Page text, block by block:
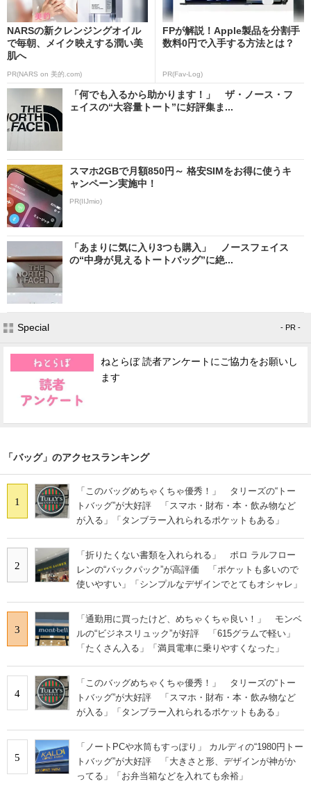
NARSの新クレンジングオイル
で毎朝、メイク映えする潤い美
肌へ
PR(NARS on 美的.com)
FPが解説！Apple製品を分割手
数料0円で入手する方法とは？
PR(Fav-Log)
「何でも入るから助かります！」 ザ・ノース・フ
ェイスの“大容量トート”に好評集ま...
スマホ2GBで月額850円～ 格安SIMをお得に使うキ
ャンペーン実施中！
PR(IIJmio)
「あまりに気に入り3つも購入」 ノースフェイス
の“中身が見えるトートバッグ”に絶...
Special - PR -
ねとらぼ 読者アンケートにご協力をお願いし
ます
「バッグ」のアクセスランキング
1
「このバッグめちゃくちゃ優秀！」 タリーズの“トー
トバッグ”が大好評 「スマホ・財布・本・飲み物など
が入る」「タンブラー入れられるポケットもある」
2
「折りたくない書類を入れられる」 ポロ ラルフロー
レンの“バックパック”が高評価 「ポケットも多いので
使いやすい」「シンプルなデザインでとてもオシャレ」
3
「通勤用に買ったけど、めちゃくちゃ良い！」 モンベ
ルの“ビジネスリュック”が好評 「615グラムで軽い」
「たくさん入る」「満員電車に乗りやすくなった」
4
「このバッグめちゃくちゃ優秀！」 タリーズの“トー
トバッグ”が大好評 「スマホ・財布・本・飲み物など
が入る」「タンブラー入れられるポケットもある」
5
「ノートPCや水筒もすっぽり」 カルディの“1980円トー
トバッグ”が大好評 「大きさと形、デザインが神がか
ってる」「お弁当箱などを入れても余裕」